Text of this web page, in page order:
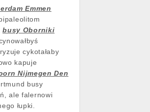
Emmen
busy Oborniki
cykotałaby
kapuje
Nijmegen Den
busy
ale falernowi
łupki.